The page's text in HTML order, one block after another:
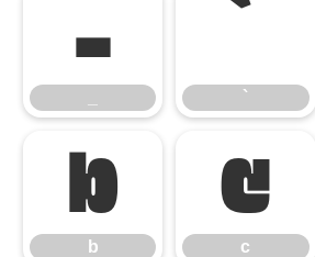
_
`
b
b
c
c